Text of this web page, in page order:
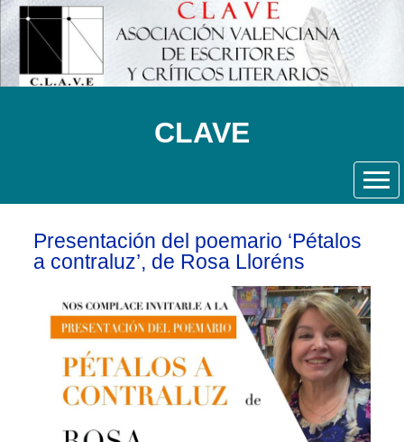
CLAVE
Presentación del poemario ‘Pétalos
a contraluz’, de Rosa Lloréns